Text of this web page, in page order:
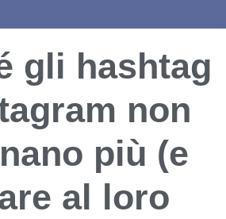
gli hashtag
non
più (e
al loro